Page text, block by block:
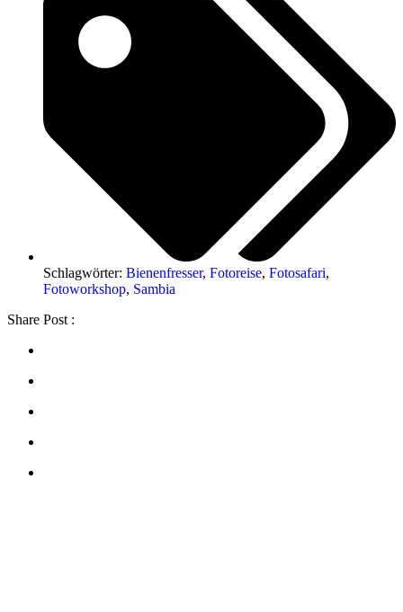
Schlagwörter: Bienenfresser, Fotoreise, Fotosafari,
Fotoworkshop, Sambia
Share Post :